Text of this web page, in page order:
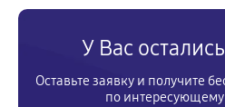
У Вас
Оставьте заявку и получите
по интересующему